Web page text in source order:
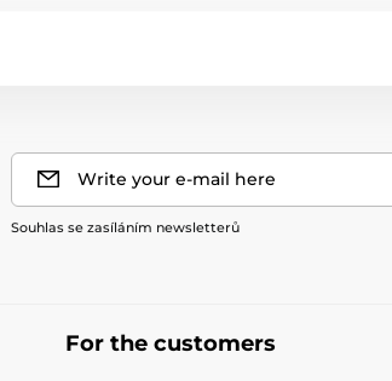
Write your e-mail here
Souhlas se zasíláním newsletterů
For the customers